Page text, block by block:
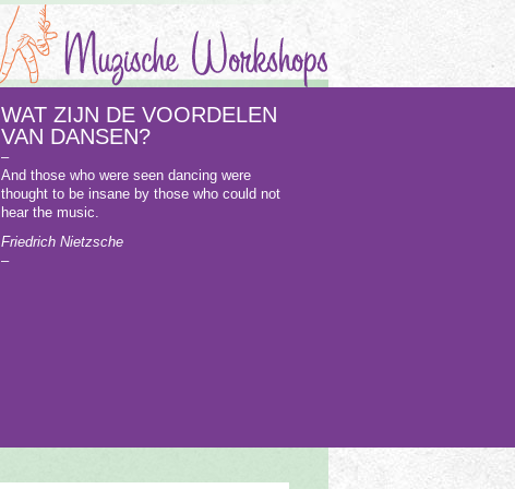
WAT ZIJN DE VOORDELEN
VAN DANSEN?
–
And those who were seen dancing were
thought to be insane by those who could not
hear the music.
Friedrich Nietzsche
–